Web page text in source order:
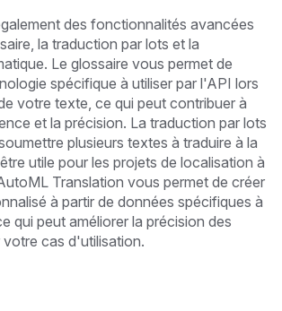
des fonctionnalités avancées
la traduction par lots et la
Le glossaire vous permet de
spécifique à utiliser par l'API lors
votre texte, ce qui peut contribuer à
et la précision. La traduction par lots
plusieurs textes à traduire à la
utile pour les projets de localisation à
Translation vous permet de créer
à partir de données spécifiques à
qui peut améliorer la précision des
cas d'utilisation.